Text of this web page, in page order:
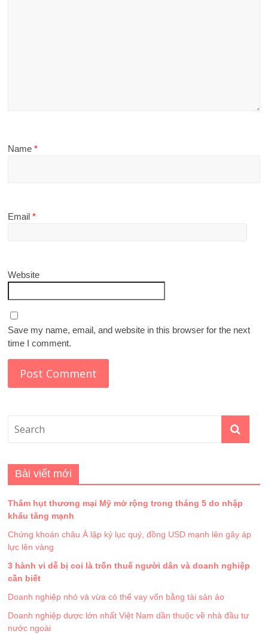
Name*
Email*
Website
Save my name, email, and website in this browser for the next
time I comment.
Bài viết mới
Thâm hụt thương mại Mỹ mở rộng trong tháng 5 do nhập
khẩu tăng mạnh
Chứng khoán châu Á lập kỷ lục quý, đồng USD mạnh lên gây áp
lực lên vàng
3 hành vi dễ bị coi là trốn thuế người dân và doanh nghiệp
cần biết
Doanh nghiệp nhỏ và vừa có thể vay vốn bằng tài sản ảo
Doanh nghiệp dược lớn nhất Việt Nam dần thuộc về nhà đầu tư
nước ngoài